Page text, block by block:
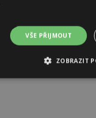
VŠE PŘIJMOUT
ZOBRAZIT